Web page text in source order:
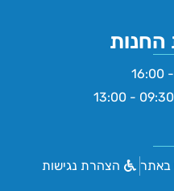
החנות
באתר
הצהרת נגישות